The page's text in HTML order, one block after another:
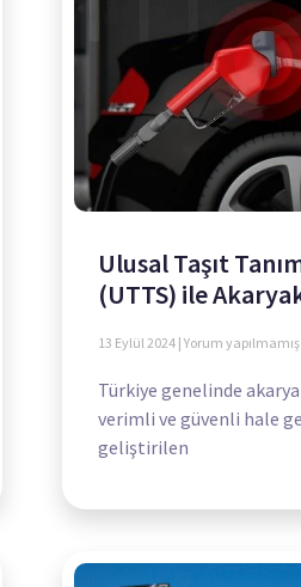
Ulusal Taşıt
(UTTS) ile
13 Eylül 2024 Yorum yapılmamış
Türkiye genelinde
verimli ve güvenli hale
geliştirilen